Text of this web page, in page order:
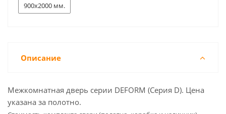
900x2000 мм.
Описание
Межкомнатная дверь серии DEFORM (Серия D). Цена
указана за полотно.